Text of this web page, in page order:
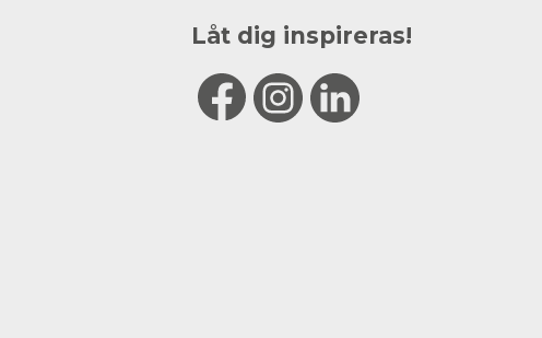
Låt dig inspireras!